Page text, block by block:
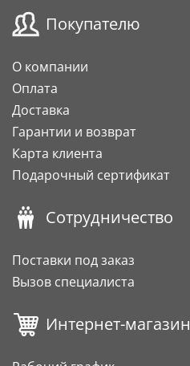
Покупателю
О компании
Оплата
Доставка
Гарантии и возврат
Карта клиента
Подарочный сертификат
Сотрудничество
Поставки под заказ
Вызов специалиста
Интернет-магазин